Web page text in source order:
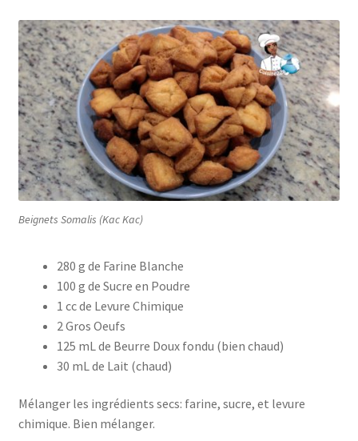
Beignets Somalis (Kac Kac)
280 g de Farine Blanche
100 g de Sucre en Poudre
1 cc de Levure Chimique
2 Gros Oeufs
125 mL de Beurre Doux fondu (bien chaud)
30 mL de Lait (chaud)
Mélanger les ingrédients secs: farine, sucre, et levure
chimique. Bien mélanger.